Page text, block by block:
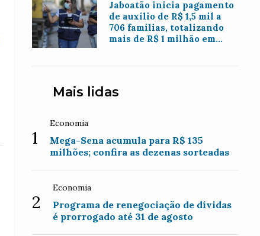
Jaboatão inicia pagamento
de auxílio de R$ 1,5 mil a
706 famílias, totalizando
mais de R$ 1 milhão em
Mais lidas
1
Economia
Mega-Sena acumula para R$ 135
milhões; confira as dezenas sorteadas
2
Economia
Programa de renegociação de dívidas
é prorrogado até 31 de agosto